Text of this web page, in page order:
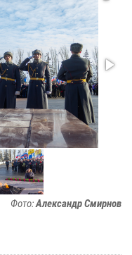
Фото:Александр Смирнов